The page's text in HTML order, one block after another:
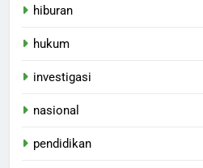
hiburan
hukum
investigasi
nasional
pendidikan